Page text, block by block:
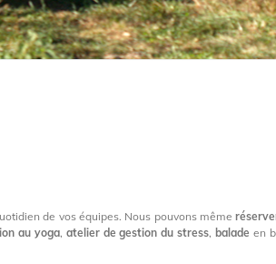
de vos équipes. Nous pouvons même
au yoga, atelier de gestion du stress, balade en